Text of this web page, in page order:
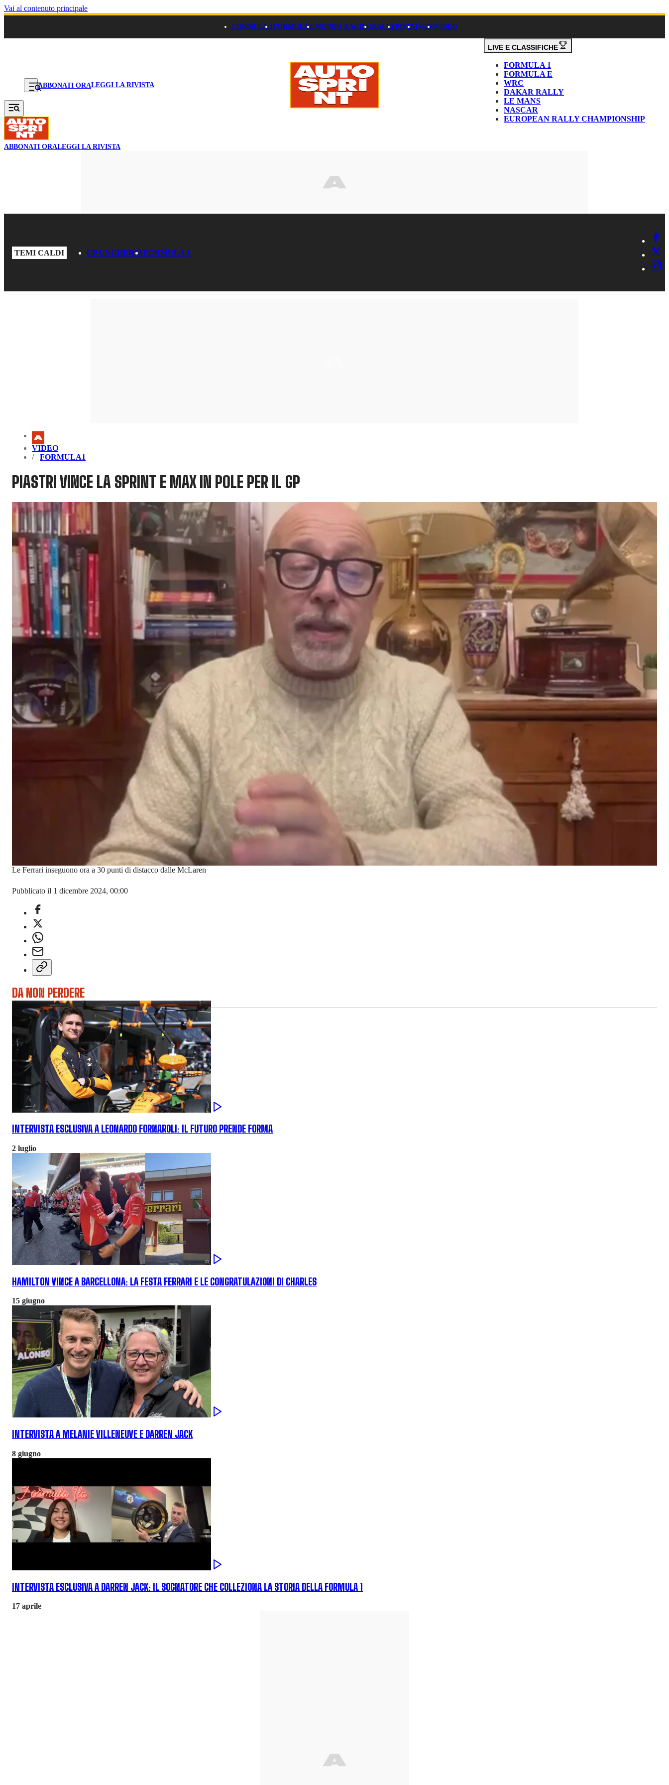
Vai al contenuto principale
FORMULA 1FORMULA EMONDO RACINGRALLYPISTAFOTOVIDEO
ABBONATI ORALEGGI LA RIVISTA
LIVE E CLASSIFICHE
FORMULA 1
FORMULA E
WRC
DAKAR RALLY
LE MANS
NASCAR
EUROPEAN RALLY CHAMPIONSHIP
ABBONATI ORALEGGI LA RIVISTA
TEMI CALDI GP UNGHERIAFORMULA 1
VIDEO
FORMULA1
PIASTRI VINCE LA SPRINT E MAX IN POLE PER IL GP
Le Ferrari inseguono ora a 30 punti di distacco dalle McLaren
Pubblicato il 1 dicembre 2024, 00:00
DA NON PERDERE
INTERVISTA ESCLUSIVA A LEONARDO FORNAROLI: IL FUTURO PRENDE FORMA
2 luglio
HAMILTON VINCE A BARCELLONA: LA FESTA FERRARI E LE CONGRATULAZIONI DI CHARLES
15 giugno
INTERVISTA A MELANIE VILLENEUVE E DARREN JACK
8 giugno
INTERVISTA ESCLUSIVA A DARREN JACK: IL SOGNATORE CHE COLLEZIONA LA STORIA DELLA FORMULA 1
17 aprile